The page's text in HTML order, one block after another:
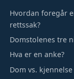
Hvordan foregår
rettssak?
Domstolenes tre
Hva er en anke?
Dom vs. kjennelse